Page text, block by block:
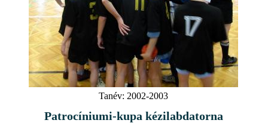
Tanév: 2002-2003
Patrocíniumi-kupa kézilabdatorna